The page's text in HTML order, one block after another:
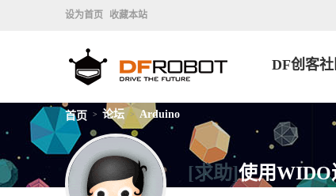
设为首页 收藏本站
DF创客
首页 > 论坛 > Arduino
[求助]使用WIDO